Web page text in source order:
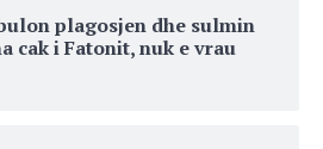
plagosjen dhe sulmin
cak i Fatonit, nuk e vrau